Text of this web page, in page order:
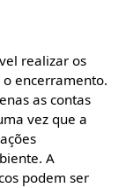
realizar os
encerramento.
as contas
vez que a
A
podem ser